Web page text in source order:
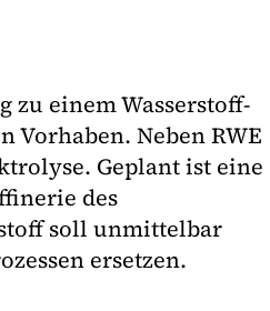
einem Wasserstoff-
Neben RWE
Geplant ist eine
des
soll unmittelbar
ersetzen.